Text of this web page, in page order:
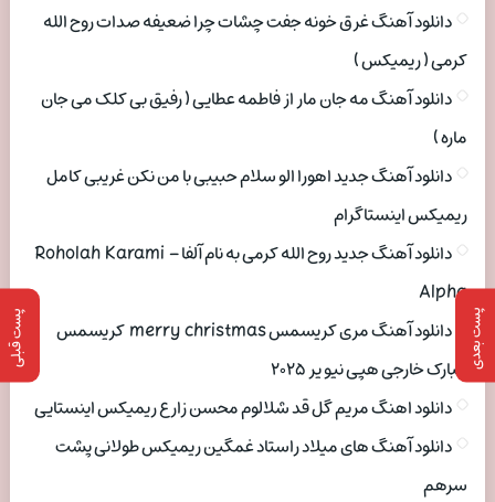
پست بعدی پست قبلی
دانلود آهنگ غرق خونه جفت چشات چرا ضعیفه صدات روح الله
کرمی ( ریمیکس )
دانلود آهنگ مه جان مار از فاطمه عطایی ( رفیق بی کلک می جان
ماره )
دانلود آهنگ جدید اهورا الو سلام حبیبی با من نکن غریبی کامل
ریمیکس اینستاگرام
دانلود آهنگ جدید روح الله کرمی به نام آلفا Roholah Karami –
Alpha
دانلود آهنگ مری کریسمس merry christmas کریسمس
مبارک خارجی هپی نیو یر ۲۰۲۵
دانلود اهنگ مریم گل قد شلالوم محسن زارع ریمیکس اینستایی
دانلود آهنگ های میلاد راستاد غمگین ریمیکس طولانی پشت
سرهم